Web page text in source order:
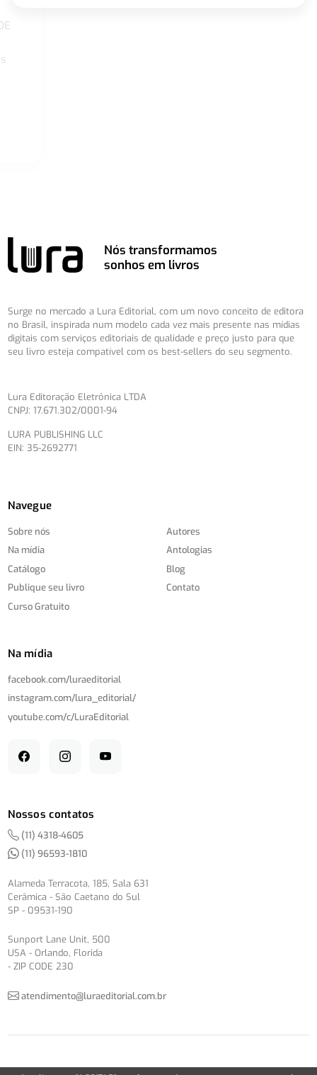
Nós transformamos
sonhos em livros
Surge no mercado a Lura Editorial, com um novo conceito de editora
no Brasil, inspirada num modelo cada vez mais presente nas mídias
digitais com serviços editoriais de qualidade e preço justo para que
seu livro esteja compatível com os best-sellers do seu segmento.
Lura Editoração Eletrônica LTDA
CNPJ: 17.671.302/0001-94
LURA PUBLISHING LLC
EIN: 35-2692771
Navegue
Sobre nós
Na mídia
Catálogo
Publique seu livro
Curso Gratuito
Autores
Antologias
Blog
Contato
Na mídia
facebook.com/luraeditorial
instagram.com/lura_editorial/
youtube.com/c/LuraEditorial
Nossos contatos
(11) 4318-4605
(11) 96593-1810
Alameda Terracota, 185, Sala 631
Cerâmica - São Caetano do Sul
SP - 09531-190
Sunport Lane Unit, 500
USA - Orlando, Florida
- ZIP CODE 230
atendimento@luraeditorial.com.br